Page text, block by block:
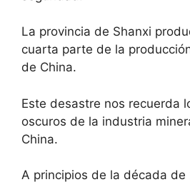
La provincia de Shanxi
cuarta parte de la
de China.
Este desastre nos recuerda
oscuros de la industria
China.
A principios de la década de